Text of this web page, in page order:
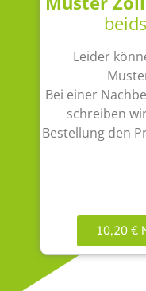
Leider
Bei einer
schreiben
Bestellung den
10,20 €